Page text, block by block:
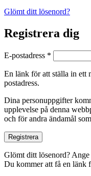
Glömt ditt lösenord?
Registrera dig
E-postadress *
En länk för att ställa in ett
postadress.
Dina personuppgifter
upplevelse på denna
och för andra ändamål
Registrera
Glömt ditt lösenord? Ange
Du kommer att få en länk